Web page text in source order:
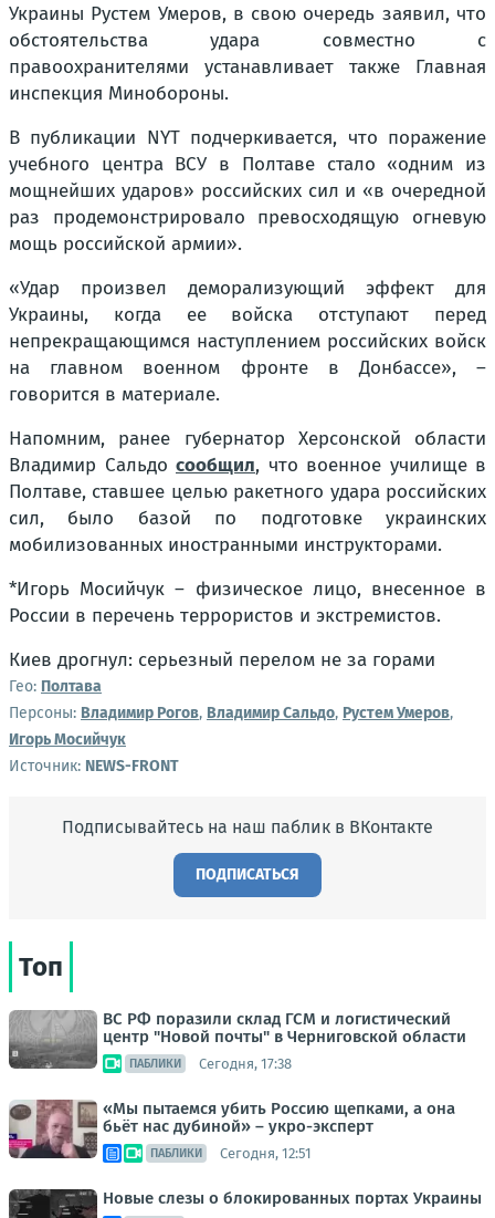
Украины Рустем Умеров, в свою очередь заявил, что
обстоятельства удара совместно с
правоохранителями устанавливает также Главная
инспекция Минобороны.
В публикации NYT подчеркивается, что поражение
учебного центра ВСУ в Полтаве стало «одним из
мощнейших ударов» российских сил и «в очередной
раз продемонстрировало превосходящую огневую
мощь российской армии».
«Удар произвел деморализующий эффект для
Украины, когда ее войска отступают перед
непрекращающимся наступлением российских войск
на главном военном фронте в Донбассе», –
говорится в материале.
Напомним, ранее губернатор Херсонской области
Владимир Сальдо сообщил, что военное училище в
Полтаве, ставшее целью ракетного удара российских
сил, было базой по подготовке украинских
мобилизованных иностранными инструкторами.
*Игорь Мосийчук – физическое лицо, внесенное в
России в перечень террористов и экстремистов.
Киев дрогнул: серьезный перелом не за горами
Гео: Полтава
Персоны: Владимир Рогов, Владимир Сальдо, Рустем Умеров,
Игорь Мосийчук
Источник: NEWS-FRONT
Подписывайтесь на наш паблик в ВКонтакте
ПОДПИСАТЬСЯ
Топ
ВС РФ поразили склад ГСМ и логистический
центр "Новой почты" в Черниговской области
ПАБЛИКИ Сегодня, 17:38
«Мы пытаемся убить Россию щепками, а она
бьёт нас дубиной» – укро-эксперт
ПАБЛИКИ Сегодня, 12:51
Новые слезы о блокированных портах Украины